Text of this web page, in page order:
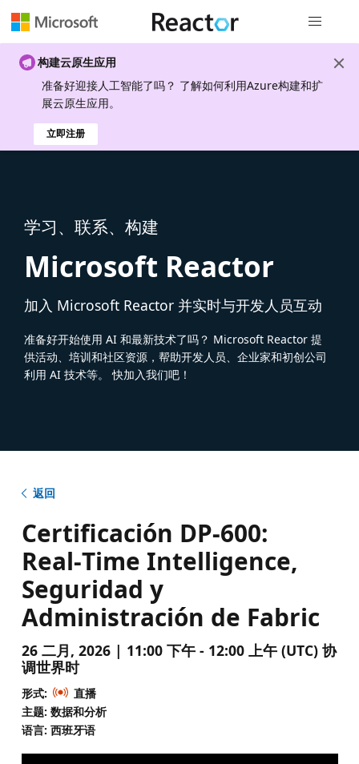
构建云原生应用
准备好迎接人工智能了吗？ 了解如何利用Azure构建和扩
展云原生应用。
立即注册
学习、联系、构建
Microsoft Reactor
加入 Microsoft Reactor 并实时与开发人员互动
准备好开始使用 AI 和最新技术了吗？ Microsoft Reactor 提
供活动、培训和社区资源，帮助开发人员、企业家和初创公司
利用 AI 技术等。 快加入我们吧！
返回
Certificación DP-600:
Real‑Time Intelligence,
Seguridad y
Administración de Fabric
26 二月, 2026 | 11:00 下午 - 12:00 上午 (UTC) 协
调世界时
形式:
直播
主题: 数据和分析
语言: 西班牙语